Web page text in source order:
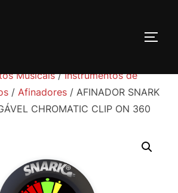
Musicais/Instrumentos de
/ Afinadores/ AFINADOR SNARK
CHROMATIC CLIP ON 360